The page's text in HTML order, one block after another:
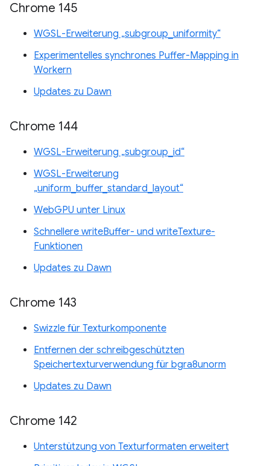
Chrome 145
WGSL-Erweiterung „subgroup_uniformity“
Experimentelles synchrones Puffer-Mapping in
Workern
Updates zu Dawn
Chrome 144
WGSL-Erweiterung „subgroup_id“
WGSL-Erweiterung
„uniform_buffer_standard_layout“
WebGPU unter Linux
Schnellere writeBuffer- und writeTexture-
Funktionen
Updates zu Dawn
Chrome 143
Swizzle für Texturkomponente
Entfernen der schreibgeschützten
Speichertexturverwendung für bgra8unorm
Updates zu Dawn
Chrome 142
Unterstützung von Texturformaten erweitert